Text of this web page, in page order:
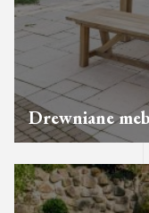
Drewniane